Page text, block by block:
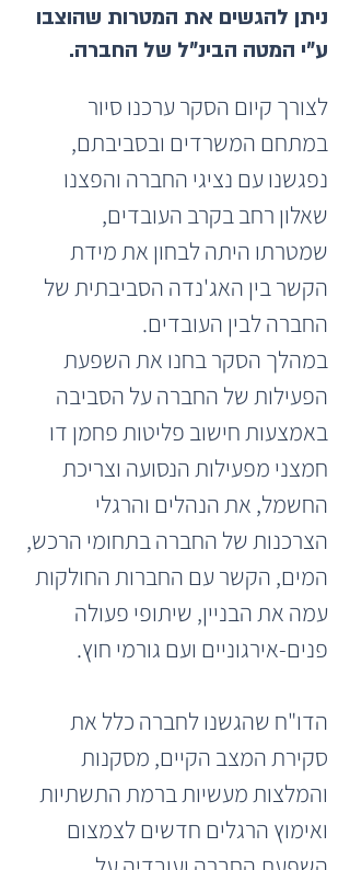
ניתן להגשים את המטרות שהוצבו
ע"י המטה הבינ"ל של החברה.
לצורך קיום הסקר ערכנו סיור
במתחם המשרדים ובסביבתם,
נפגשנו עם נציגי החברה והפצנו
שאלון רחב בקרב העובדים,
שמטרתו היתה לבחון את מידת
הקשר בין האג'נדה הסביבתית של
החברה לבין העובדים.
במהלך הסקר בחנו את השפעת
הפעילות של החברה על הסביבה
באמצעות חישוב פליטות פחמן דו
חמצני מפעילות הנסועה וצריכת
החשמל, את הנהלים והרגלי
הצרכנות של החברה בתחומי הרכש,
המים, הקשר עם החברות החולקות
עמה את הבניין, שיתופי פעולה
פנים-אירגוניים ועם גורמי חוץ.
הדו"ח שהגשנו לחברה כלל את
סקירת המצב הקיים, מסקנות
והמלצות מעשיות ברמת התשתיות
ואימוץ הרגלים חדשים לצמצום